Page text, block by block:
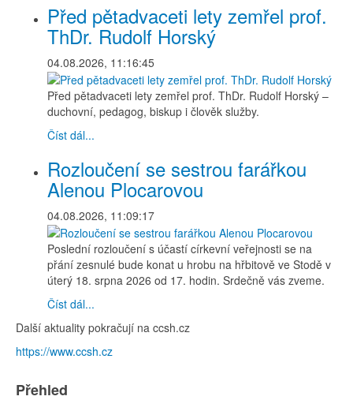
Před pětadvaceti lety zemřel prof.
ThDr. Rudolf Horský
04.08.2026, 11:16:45
Před pětadvaceti lety zemřel prof. ThDr. Rudolf Horský –
duchovní, pedagog, biskup i člověk služby.
Číst dál...
Rozloučení se sestrou farářkou
Alenou Plocarovou
04.08.2026, 11:09:17
Poslední rozloučení s účastí církevní veřejnosti se na
přání zesnulé bude konat u hrobu na hřbitově ve Stodě v
úterý 18. srpna 2026 od 17. hodin. Srdečně vás zveme.
Číst dál...
Další aktuality pokračují na ccsh.cz
https://www.ccsh.cz
Přehled